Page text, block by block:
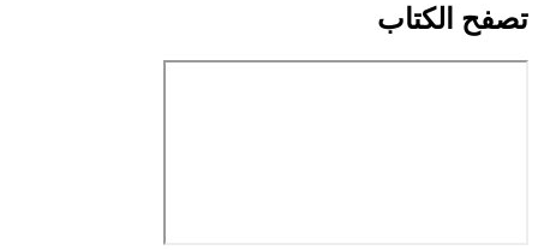
تصفح الكتاب